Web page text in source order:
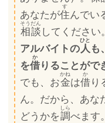
あなたが住
す
んでい
相談
そうだん
してください。
アルバイトの人
ひと
も
を借
か
りることがで
でも、お金
かね
は借
か
り
ん。だから、あな
どうかを調
しら
べます。